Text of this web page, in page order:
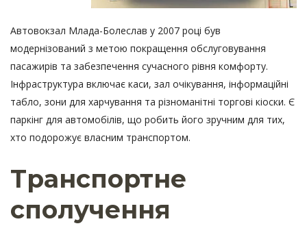
Автовокзал Млада-Болеслав у 2007 році був
модернізований з метою покращення обслуговування
пасажирів та забезпечення сучасного рівня комфорту.
Інфраструктура включає каси, зал очікування, інформаційні
табло, зони для харчування та різноманітні торгові кіоски. Є
паркінг для автомобілів, що робить його зручним для тих,
хто подорожує власним транспортом.
Транспортне
сполучення